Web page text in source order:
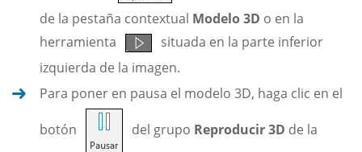
de la pestaña contextual Modelo 3D o en la
herramienta
situada en la parte inferior
izquierda de la imagen.
Para poner en pausa el modelo 3D, haga clic en el
botón del grupo Reproducir 3D de la